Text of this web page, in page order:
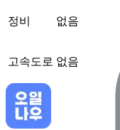
정비 없음
고속도로 없음